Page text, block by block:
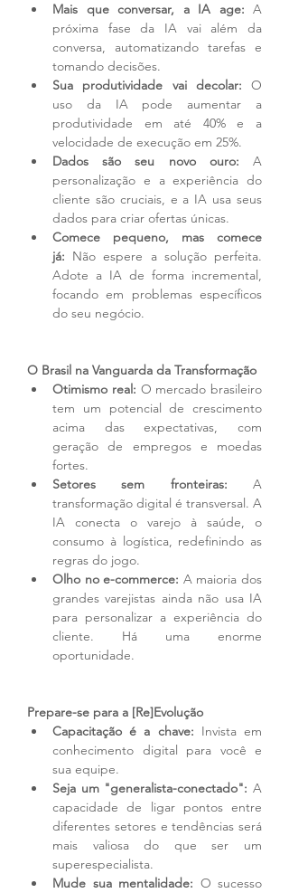
Mais que conversar, a IA age: A
próxima fase da IA vai além da
conversa, automatizando tarefas e
tomando decisões.
Sua produtividade vai decolar: O
uso da IA pode aumentar a
produtividade em até 40% e a
velocidade de execução em 25%.
Dados são seu novo ouro: A
personalização e a experiência do
cliente são cruciais, e a IA usa seus
dados para criar ofertas únicas.
Comece pequeno, mas comece
já: Não espere a solução perfeita.
Adote a IA de forma incremental,
focando em problemas específicos
do seu negócio.
O Brasil na Vanguarda da Transformação
Otimismo real: O mercado brasileiro
tem um potencial de crescimento
acima das expectativas, com
geração de empregos e moedas
fortes.
Setores sem fronteiras: A
transformação digital é transversal. A
IA conecta o varejo à saúde, o
consumo à logística, redefinindo as
regras do jogo.
Olho no e-commerce: A maioria dos
grandes varejistas ainda não usa IA
para personalizar a experiência do
cliente. Há uma enorme
oportunidade.
Prepare-se para a [Re]Evolução
Capacitação é a chave: Invista em
conhecimento digital para você e
sua equipe.
Seja um "generalista-conectado": A
capacidade de ligar pontos entre
diferentes setores e tendências será
mais valiosa do que ser um
superespecialista.
Mude sua mentalidade: O sucesso